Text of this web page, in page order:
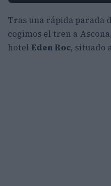
Tras una rápida parada
cogimos el tren a
hotel Eden Roc, situado